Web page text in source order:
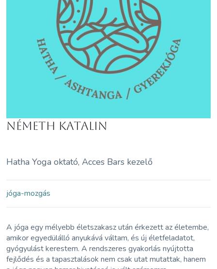
Németh Katalin
Hatha Yoga oktató, Acces Bars kezelő
jóga-mozgás
A jóga egy mélyebb életszakasz után érkezett az életembe,
amikor egyedülálló anyukává váltam, és új életfeladatot,
gyógyulást kerestem. A rendszeres gyakorlás nyújtotta
fejlődés és a tapasztalások nem csak utat mutattak, hanem